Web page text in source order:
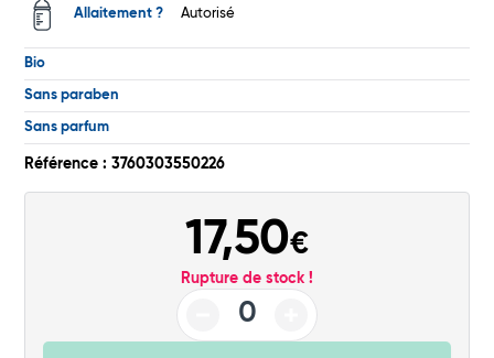
Allaitement ? Autorisé
Bio
Sans paraben
Sans parfum
Référence : 3760303550226
17,50€
Rupture de stock !